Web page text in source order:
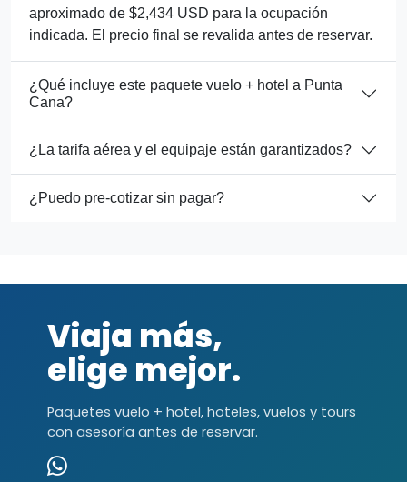
aproximado de $2,434 USD para la ocupación
indicada. El precio final se revalida antes de reservar.
¿Qué incluye este paquete vuelo + hotel a Punta
Cana?
¿La tarifa aérea y el equipaje están garantizados?
¿Puedo pre-cotizar sin pagar?
Viaja más,
elige mejor.
Paquetes vuelo + hotel, hoteles, vuelos y tours
con asesoría antes de reservar.